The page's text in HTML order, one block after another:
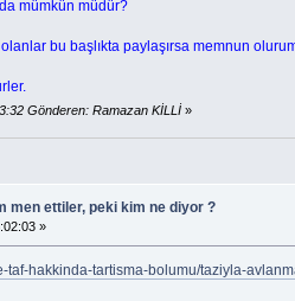
mümkün müdür?
bu başlıkta paylaşırsa memnun
Gönderen: Ramazan KİLLİ»
men ettiler, peki kim ne diyor ?
»
taf-hakkinda-tartisma-bolumu/taziyla-